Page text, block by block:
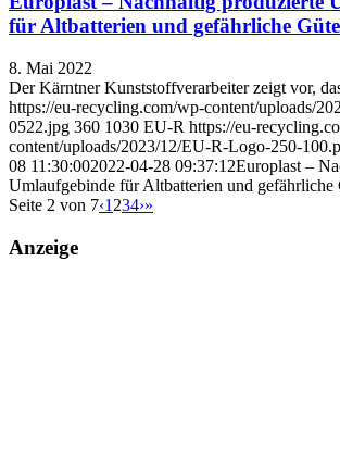
für Altbatterien und gefährliche
8. Mai 2022
Der Kärntner Kunststoffverarbeiter zeigt vor,
https://eu-recycling.com/wp-content/uploads/
0522.jpg 360 1030 EU-R https://eu-
content/uploads/2023/12/EU-R-Logo-250-
08 11:30:002022-04-28 09:37:12Europlast –
Umlauf­gebinde für Altbatterien und gefährliche
Seite 2 von 7‹1 234›»
Anzeige